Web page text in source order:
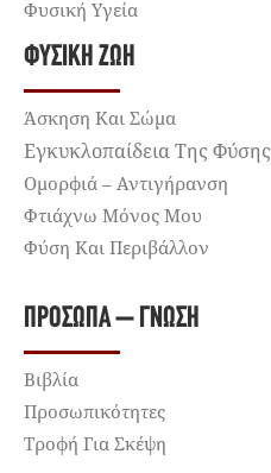
Φυσική Υγεία
ΦΥΣΙΚΉ ΖΩΉ
Άσκηση Και Σώμα
Εγκυκλοπαίδεια Της Φύσης
Ομορφιά – Αντιγήρανση
Φτιάχνω Μόνος Μου
Φύση Και Περιβάλλον
ΠΡΌΣΩΠΑ – ΓΝΏΣΗ
Βιβλία
Προσωπικότητες
Τροφή Για Σκέψη